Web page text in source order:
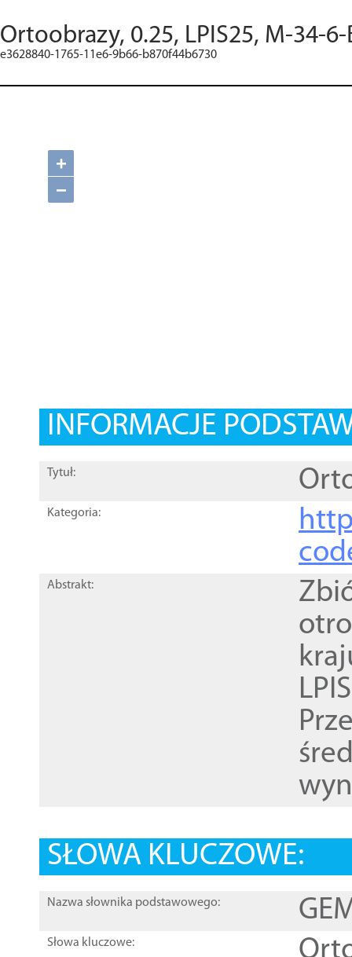
Ortoobrazy, 0.25, LPIS25, M-34-
e3628840-1765-11e6-9b66-b870f44b6730
+
−
INFORMACJE
Tytuł:
Kategoria:
Abstrakt:
SŁOWA KLUCZOWE:
Nazwa słownika podstawowego:
Słowa kluczowe: